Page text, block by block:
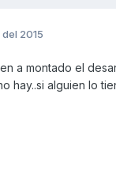
2015
a montado el
hay..si alguien lo